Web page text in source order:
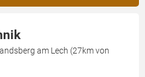
am Lech (27km von